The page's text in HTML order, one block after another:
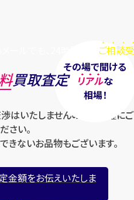
ご相談
その場で聞ける
リアルな
相場！
買取査定
はいたしませんのでお気軽にご
さい。
きないお品物もございます。
金額をお伝えいたしま